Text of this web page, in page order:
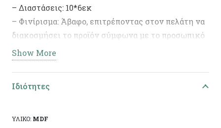
– Διαστάσεις: 10*6εκ
– Φινίρισμα: Άβαφο, επιτρέποντας στον πελάτη να
διακοσμήσει το προϊόν σύμφωνα με το προσωπικό
του γούστο.
– Ιδανικό για DIY έργα και διακοσμητικές
Show More
Ιδιότητες
ΥΛΙΚΟ: MDF